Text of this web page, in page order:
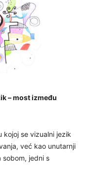
– most između
kojoj se vizualni jezik
već kao unutarnji
sobom, jedni s